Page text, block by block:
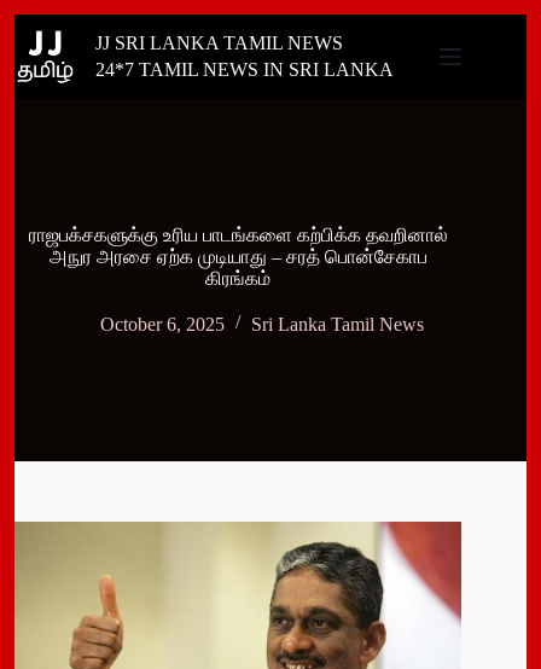
content
JJ SRI LANKA TAMIL NEWS
24*7 TAMIL NEWS IN SRI LANKA
ராஜபக்சகளுக்கு உரிய பாடங்களை கற்பிக்க தவறினால்
அநுர அரசை ஏற்க முடியாது – சரத் பொன்சேகாப
கிரங்கம்
October 6, 2025 Sri Lanka Tamil News